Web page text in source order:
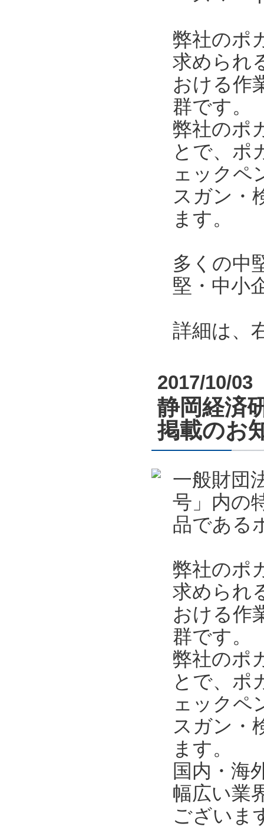
弊社のポ
求められ
おける作
群です。
弊社のポ
とで、ポ
ェックペ
スガン・
ます。
多くの中
堅・中小
詳細は、
2017/10/03
静岡経済
掲載のお
一般財団
号」内の
品である
弊社のポ
求められ
おける作
群です。
弊社のポ
とで、ポ
ェックペ
スガン・
ます。
国内・海
幅広い業
ございま